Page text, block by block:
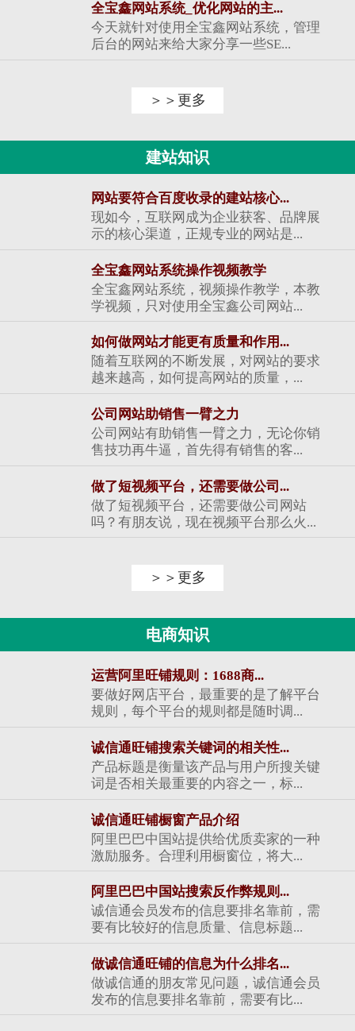
全宝鑫网站系统_优化网站的主...
今天就针对使用全宝鑫网站系统，管理
后台的网站来给大家分享一些SE...
＞＞更多
建站知识
网站要符合百度收录的建站核心...
现如今，互联网成为企业获客、品牌展
示的核心渠道，正规专业的网站是...
全宝鑫网站系统操作视频教学
全宝鑫网站系统，视频操作教学，本教
学视频，只对使用全宝鑫公司网站...
如何做网站才能更有质量和作用...
随着互联网的不断发展，对网站的要求
越来越高，如何提高网站的质量，...
公司网站助销售一臂之力
公司网站有助销售一臂之力，无论你销
售技功再牛逼，首先得有销售的客...
做了短视频平台，还需要做公司...
做了短视频平台，还需要做公司网站
吗？有朋友说，现在视频平台那么火...
＞＞更多
电商知识
运营阿里旺铺规则：1688商...
要做好网店平台，最重要的是了解平台
规则，每个平台的规则都是随时调...
诚信通旺铺搜索关键词的相关性...
产品标题是衡量该产品与用户所搜关键
词是否相关最重要的内容之一，标...
诚信通旺铺橱窗产品介绍
阿里巴巴中国站提供给优质卖家的一种
激励服务。合理利用橱窗位，将大...
阿里巴巴中国站搜索反作弊规则...
诚信通会员发布的信息要排名靠前，需
要有比较好的信息质量、信息标题...
做诚信通旺铺的信息为什么排名...
做诚信通的朋友常见问题，诚信通会员
发布的信息要排名靠前，需要有比...